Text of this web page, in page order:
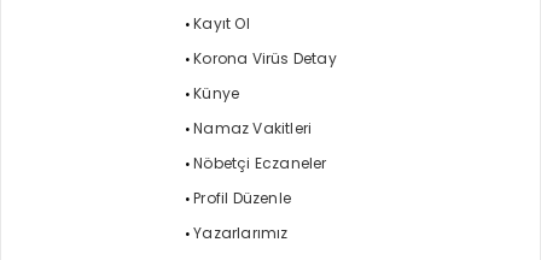
Kayıt Ol
Korona Virüs Detay
Künye
Namaz Vakitleri
Nöbetçi Eczaneler
Profil Düzenle
Yazarlarımız